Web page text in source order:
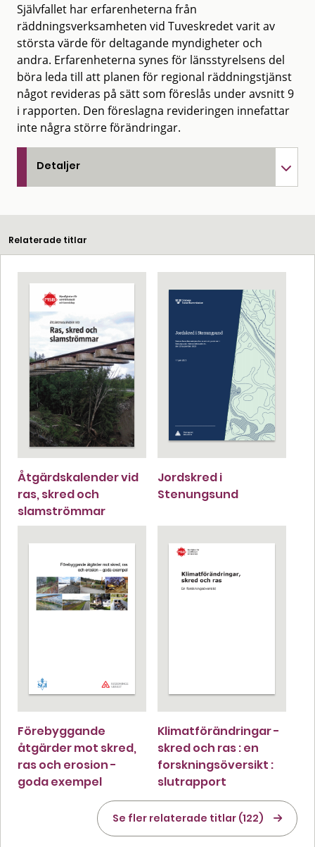
Självfallet har erfarenheterna från
räddningsverksamheten vid Tuveskredet varit av
största värde för deltagande myndigheter och
andra. Erfarenheterna synes för länsstyrelsens del
böra leda till att planen för regional räddningstjänst
något revideras på sätt som föreslås under avsnitt 9
i rapporten. Den föreslagna revideringen innefattar
inte några större förändringar.
Detaljer
Relaterade titlar
Åtgärdskalender vid
ras, skred och
slamströmmar
Jordskred i
Stenungsund
Förebyggande
åtgärder mot skred,
ras och erosion -
goda exempel
Klimatförändringar -
skred och ras : en
forskningsöversikt :
slutrapport
Se fler relaterade titlar (122)